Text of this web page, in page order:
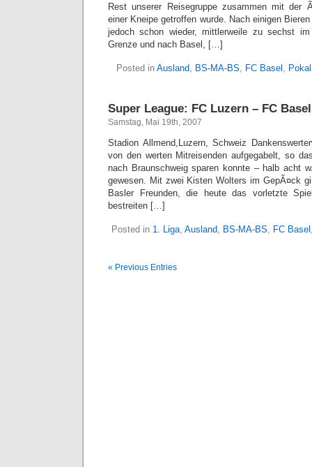
Rest unserer Reisegruppe zusammen mit der
einer Kneipe getroffen wurde. Nach einigen
jedoch schon wieder, mittlerweile zu sechst
Grenze und nach Basel, […]
Posted in Ausland, BS-MA-BS, FC Basel , Pokal
Super League: FC Luzern – FC
Samstag, Mai 19th, 2007
Stadion Allmend,Luzern, Schweiz
von den werten Mitreisenden aufgegabelt, so
nach Braunschweig sparen konnte – halb acht
gewesen. Mit zwei Kisten Wolters im GepÃ¤ck
Basler Freunden, die heute das vorletzte
bestreiten […]
Posted in 1. Liga, Ausland, BS-MA-BS, FC Basel
« Previous Entries